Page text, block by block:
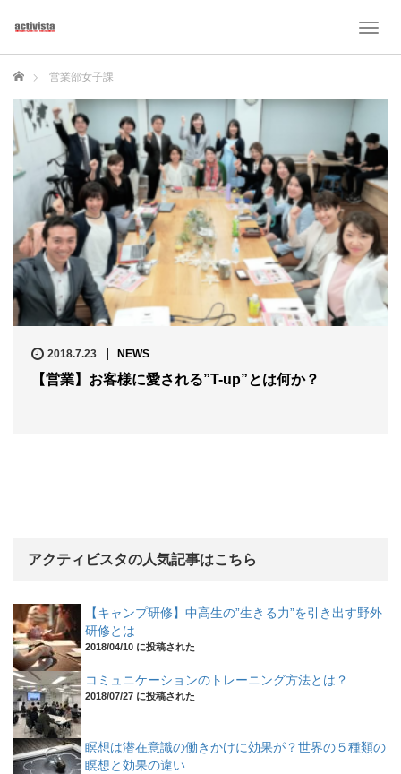
T
l
n
a
v
i
g
a
t
i
ホーム 営業部女子課
2018.7.23 NEWS
【営業】お客様に愛される”T-up”とは何か？
アクティビスタの人気記事はこちら
【キャンプ研修】中高生の”生きる力”を引き出す野外
研修とは
2018/04/10 に投稿された
コミュニケーションのトレーニング方法とは？
2018/07/27 に投稿された
瞑想は潜在意識の働きかけに効果が？世界の５種類の
瞑想と効果の違い